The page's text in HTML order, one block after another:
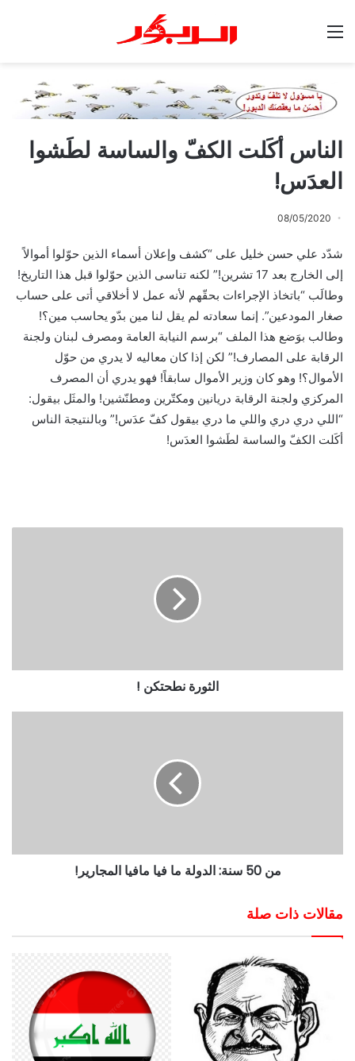
الناس أكَلت الكفّ والساسة لطَشوا
العدَس!
08/05/2020
شدّد علي حسن خليل على “كشف وإعلان أسماء الذين حوّلوا أموالاً
إلى الخارج بعد 17 تشرين!” لكنه تناسى الذين حوّلوا قبل هذا التاريخ!
وطالَب “باتخاذ الإجراءات بحقّهم لأنه عمل لا أخلاقي أتى على حساب
صغار المودعين”. إنما سعادته لم يقل لنا مين بدّو يحاسب مين؟!
وطالب بوَضع هذا الملف “برسم النيابة العامة ومصرف لبنان ولجنة
الرقابة على المصارف!” لكن إذا كان معاليه لا يدري من حوّل
الأموال؟! وهو كان وزير الأموال سابقاً! فهو يدري أن المصرف
المركزي ولجنة الرقابة دريانين ومكتّرين ومطنّشين! والمثَل بيقول:
“اللي دري دري واللي ما دري بيقول كفّ عدَس!” وبالنتيجة الناس
أكَلت الكفّ والساسة لطَشوا العدَس!
الثورة نطحتكن !
من 50 سنة: الدولة ما فيا مافيا المجارير!
مقالات ذات صلة